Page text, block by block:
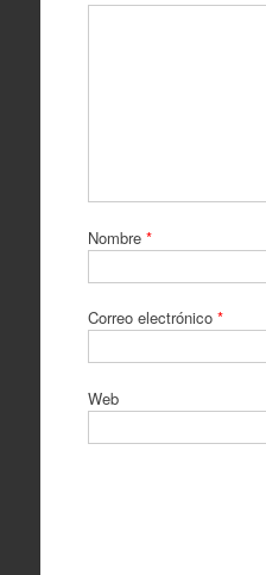
Nombre *
Correo electrónico *
Web